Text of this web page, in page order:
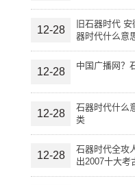
12-28
旧石器时代
器时代什么意
12-28
中国广播网？
12-28
石器时代什么
类
12-28
石器时代全攻
出2007十大考